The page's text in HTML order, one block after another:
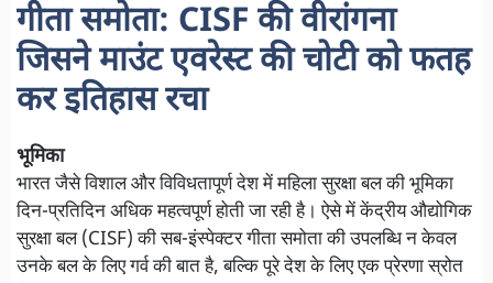
गीता समोता: CISF की वीरांगना
जिसने माउंट एवरेस्ट की चोटी को फतह
कर इतिहास रचा
भूमिका
भारत जैसे विशाल और विविधतापूर्ण देश में महिला सुरक्षा बल की भूमिका
दिन-प्रतिदिन अधिक महत्वपूर्ण होती जा रही है। ऐसे में केंद्रीय औद्योगिक
सुरक्षा बल (CISF) की सब-इंस्पेक्टर गीता समोता की उपलब्धि न केवल
उनके बल के लिए गर्व की बात है, बल्कि पूरे देश के लिए एक प्रेरणा स्रोत